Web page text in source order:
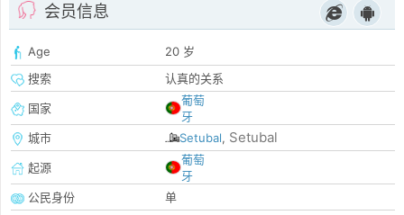
会员信息
Age
20 岁
搜索
认真的关系
国家
葡萄
牙
城市
Setubal, Setubal
起源
葡萄
牙
公民身份
单